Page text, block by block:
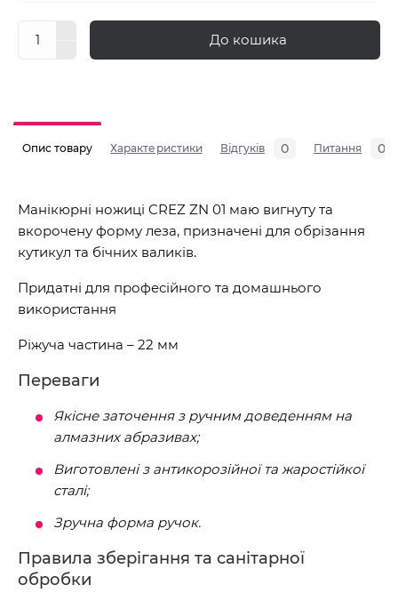
До кошика
Опис товару Характеристики Відгуків 0 Питання 0
Манікюрні ножиці CREZ ZN 01 маю вигнуту та
вкорочену форму леза, призначені для обрізання
кутикул та бічних валиків.
Придатні для професійного та домашнього
використання
Ріжуча частина – 22 мм
Переваги
Якісне заточення з ручним доведенням на
алмазних абразивах;
Виготовлені з антикорозійної та жаростійкої
сталі;
Зручна форма ручок.
Правила зберігання та санітарної
обробки